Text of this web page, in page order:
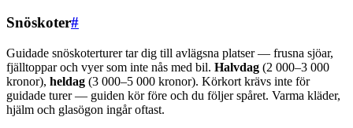
Snöskoter#
Guidade snöskoterturer tar dig till avlägsna platser — frusna sjöar,
fjälltoppar och vyer som inte nås med bil. Halvdag (2 000–3 000
kronor), heldag (3 000–5 000 kronor). Körkort krävs inte för
guidade turer — guiden kör före och du följer spåret. Varma kläder,
hjälm och glasögon ingår oftast.